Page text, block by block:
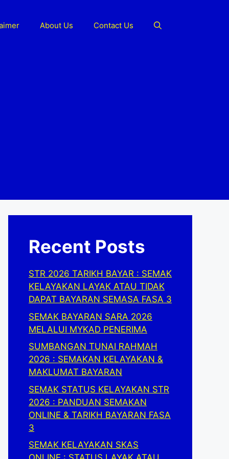
About Us Contact Us
Recent Posts
STR 2026 TARIKH BAYAR : SEMAK
KELAYAKAN LAYAK ATAU TIDAK
DAPAT BAYARAN SEMASA FASA 3
SEMAK BAYARAN SARA 2026
MELALUI MYKAD PENERIMA
SUMBANGAN TUNAI RAHMAH
2026 : SEMAKAN KELAYAKAN &
MAKLUMAT BAYARAN
SEMAK STATUS KELAYAKAN STR
2026 : PANDUAN SEMAKAN
ONLINE & TARIKH BAYARAN FASA
3
SEMAK KELAYAKAN SKAS